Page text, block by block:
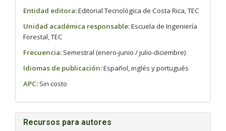
Entidad editora:Editorial Tecnológica de Costa Rica, TEC
Unidad académica responsable:Escuela de Ingeniería
Forestal, TEC
Frecuencia: Semestral (enero-junio / julio-diciembre)
Idiomas de publicación:Español, inglés y portugués
APC: Sin costo
Recursos para autores